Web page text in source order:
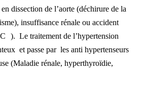
dissection de l’aorte (déchirure de la
insuffisance rénale ou accident
). Le traitement de l’hypertension
et passe par les anti hypertenseurs
(Maladie rénale, hyperthyroïdie,